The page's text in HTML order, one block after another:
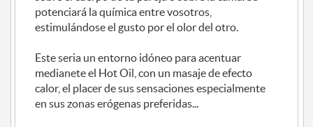
potenciará la química entre vosotros,
estimulándose el gusto por el olor del otro.
Este seria un entorno idóneo para acentuar
medianete el Hot Oil, con un masaje de efecto
calor, el placer de sus sensaciones especialmente
en sus zonas erógenas preferidas...